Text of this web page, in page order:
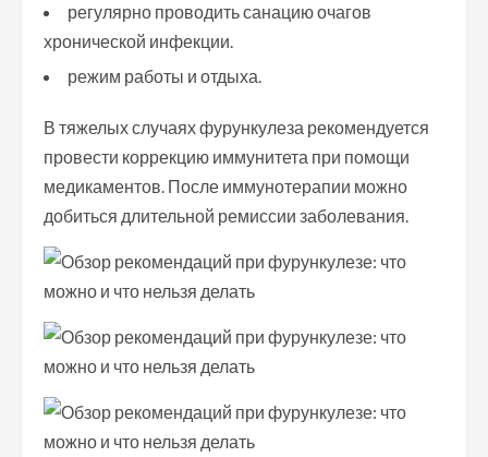
регулярно проводить санацию очагов
хронической инфекции.
режим работы и отдыха.
В тяжелых случаях фурункулеза рекомендуется
провести коррекцию иммунитета при помощи
медикаментов. После иммунотерапии можно
добиться длительной ремиссии заболевания.